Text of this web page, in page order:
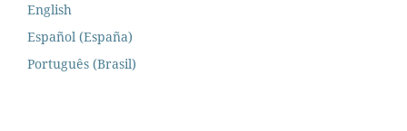
English
Español (España)
Português (Brasil)